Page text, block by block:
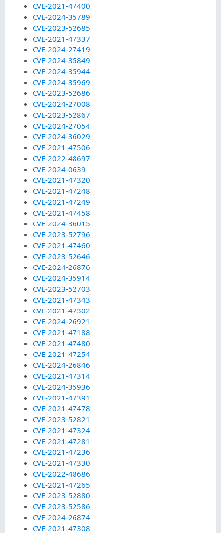
CVE-2021-47400
CVE-2024-35789
CVE-2023-52685
CVE-2021-47337
CVE-2024-27419
CVE-2024-35849
CVE-2024-35944
CVE-2024-35969
CVE-2023-52686
CVE-2024-27008
CVE-2023-52867
CVE-2024-27054
CVE-2024-36029
CVE-2021-47506
CVE-2022-48697
CVE-2024-0639
CVE-2021-47320
CVE-2021-47248
CVE-2021-47249
CVE-2021-47458
CVE-2024-36015
CVE-2023-52796
CVE-2021-47460
CVE-2023-52646
CVE-2024-26876
CVE-2024-35914
CVE-2023-52703
CVE-2021-47343
CVE-2021-47302
CVE-2024-26921
CVE-2021-47188
CVE-2021-47480
CVE-2021-47254
CVE-2024-26846
CVE-2021-47314
CVE-2024-35936
CVE-2021-47391
CVE-2021-47478
CVE-2023-52821
CVE-2021-47324
CVE-2021-47281
CVE-2021-47236
CVE-2021-47330
CVE-2022-48686
CVE-2021-47265
CVE-2023-52880
CVE-2023-52586
CVE-2024-26874
CVE-2021-47308